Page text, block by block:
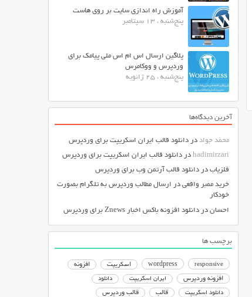
آموزش راه اندازی سایت بر روی هاست
پنج‌شنبه ، 13 سپتامبر
پلاگین ارسال اس ام اس ملی پیامک برای
وردپرس و ووکامرس
پنج‌شنبه ، 25 ژانویه
آخرین دیدگاه‌ها
محمد جواد در دانلود قالب ایران اسکریپت برای وردپرس
hadimirzari در دانلود قالب ایران اسکریپت برای وردپرس
فلزیاب در دانلود قالب آرتمن وب برای وردپرس
خرید ممبر واقعی در ارسال مطالب وردپرس به تلگرام بصورت
خودکار
احسان در دانلود افزونه باکس اخبار Znews برای وردپرس
برچسب ها
responsive
wordpress اسکریپت
افزونه
افزونه وردپرس
ایران اسکریپت دانلود
دانلود اسکریپت قالب قالب وردپرس